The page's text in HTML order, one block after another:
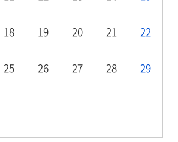
18 19 20 21 22
25 26 27 28 29